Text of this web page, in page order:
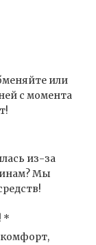
или
с момента
из-за
Мы
*